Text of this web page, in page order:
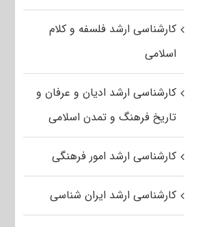
کارشناسی ارشد فلسفه و کلام
اسلامی
کارشناسی ارشد ادیان و عرفان و
تاریخ فرهنگ و تمدن اسلامی
کارشناسی ارشد امور فرهنگی
کارشناسی ارشد ایران شناسی